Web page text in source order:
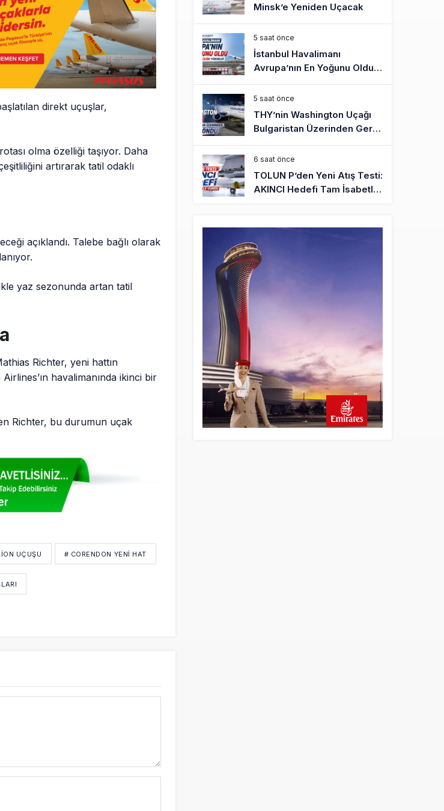
direkt uçuşlar,
olma özelliği taşıyor. Daha
artırarak tatil odaklı
açıklandı. Talebe bağlı olarak
yaz sezonunda artan tatil
Richter, yeni hattın
havalimanında ikinci bir
Richter, bu durumun uçak
UÇUŞU # CORENDON YENI HAT
Minsk’e Yeniden Uçacak
5 saat önce
İstanbul Havalimanı
Avrupa’nın En Yoğunu Oldu,
Dünyada 7’nciliğe Yükseldi
5 saat önce
THY’nin Washington Uçağı
Bulgaristan Üzerinden Geri
Döndü
6 saat önce
TOLUN P’den Yeni Atış Testi:
AKINCI Hedefi Tam İsabetle
Türkiye’nin Milli Motor
Projelerinde Yeni Dönem:
TEI TEKNOLOJİ Kuruldu
22 saat önce
SunExpress Günlük Yolcu
Rekorunu 72 Bin 340’a
Çıkardı
İstanbul Havalimanı’nın 4.
Pistinde İlk Test Uçuşu
Yapıldı
23 saat önce
Aslıhan Güven, Airport